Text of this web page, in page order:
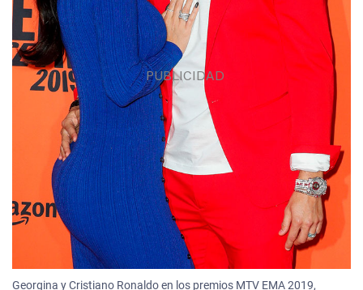
Georgina y Cristiano Ronaldo en los premios MTV EMA 2019,